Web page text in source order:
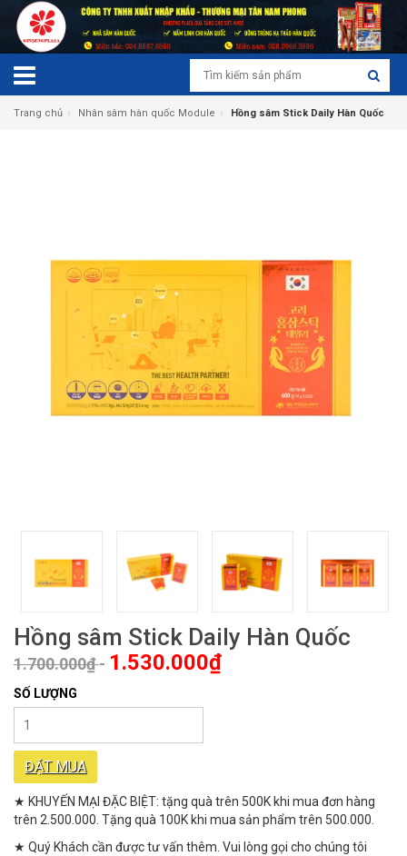
Trang chủ › Nhân sâm hàn quốc Module › Hồng sâm Stick Daily Hàn Quốc
Hồng sâm Stick Daily Hàn Quốc
1.700.000₫- 1.530.000₫
SỐ LƯỢNG
ĐẶT MUA
★ KHUYẾN MẠI ĐẶC BIỆT: tặng quà trên 500K khi mua đơn hàng
trên 2.500.000. Tặng quà 100K khi mua sản phẩm trên 500.000.
★ Quý Khách cần được tư vấn thêm. Vui lòng gọi cho chúng tôi